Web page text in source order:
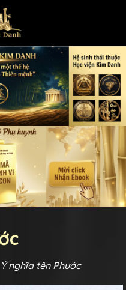
Ý nghĩa tên Phước